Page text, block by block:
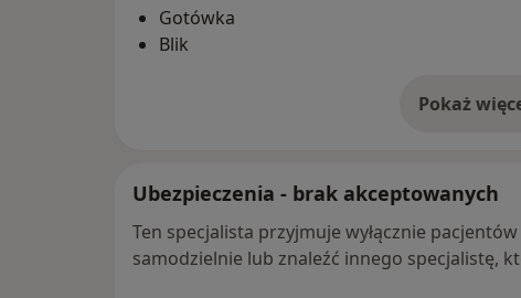
Gotówka
Blik
Pokażo
Ubezpieczenia - brak akceptowanych
Ten specjalista przyjmuje wyłącznie
samodzielnie lub znaleźć innego specjalistę,